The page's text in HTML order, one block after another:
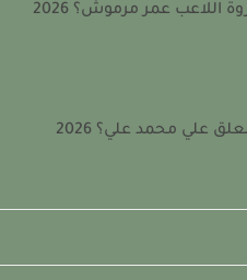
عمر مرموش؟ 2026
علي محمد علي؟ 2026